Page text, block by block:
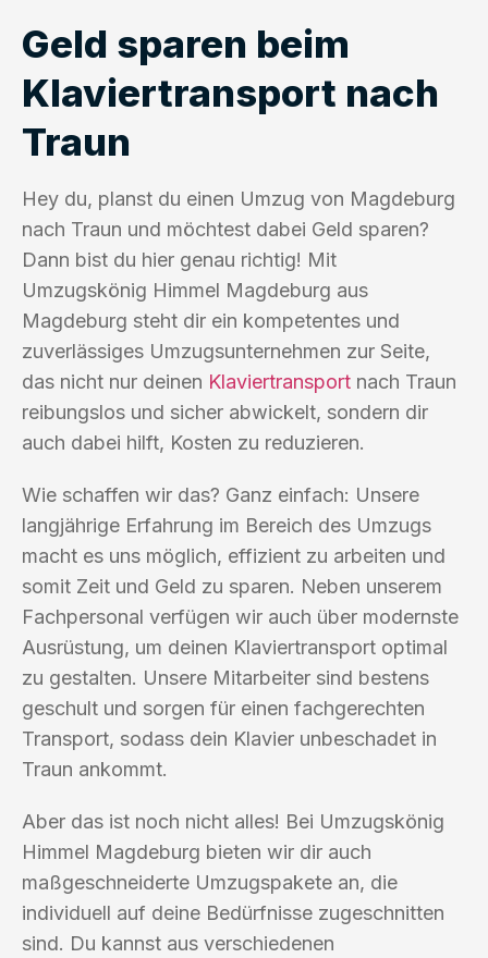
Geld sparen beim
Klaviertransport nach
Traun
Hey du, planst du einen Umzug von Magdeburg
nach Traun und möchtest dabei Geld sparen?
Dann bist du hier genau richtig! Mit
Umzugskönig Himmel Magdeburg aus
Magdeburg steht dir ein kompetentes und
zuverlässiges Umzugsunternehmen zur Seite,
das nicht nur deinen Klaviertransport nach Traun
reibungslos und sicher abwickelt, sondern dir
auch dabei hilft, Kosten zu reduzieren.
Wie schaffen wir das? Ganz einfach: Unsere
langjährige Erfahrung im Bereich des Umzugs
macht es uns möglich, effizient zu arbeiten und
somit Zeit und Geld zu sparen. Neben unserem
Fachpersonal verfügen wir auch über modernste
Ausrüstung, um deinen Klaviertransport optimal
zu gestalten. Unsere Mitarbeiter sind bestens
geschult und sorgen für einen fachgerechten
Transport, sodass dein Klavier unbeschadet in
Traun ankommt.
Aber das ist noch nicht alles! Bei Umzugskönig
Himmel Magdeburg bieten wir dir auch
maßgeschneiderte Umzugspakete an, die
individuell auf deine Bedürfnisse zugeschnitten
sind. Du kannst aus verschiedenen